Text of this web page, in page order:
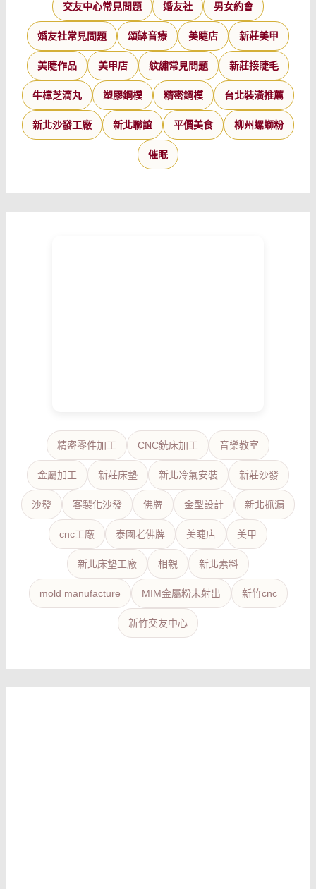
交友中心常見問題 婚友社 男女約會
婚友社常見問題 頌缽音療 美睫店 新莊美甲
美睫作品 美甲店 紋繡常見問題 新莊接睫毛
牛樟芝滴丸 塑膠鋼模 精密鋼模 台北裝潢推薦
新北沙發工廠 新北聯誼 平價美食 柳州螺螄粉
催眠
精密零件加工 CNC銑床加工 音樂教室
金屬加工 新莊床墊 新北冷氣安裝 新莊沙發
沙發 客製化沙發 佛牌 金型設計 新北抓漏
cnc工廠 泰國老佛牌 美睫店 美甲
新北床墊工廠 相親 新北素料
mold manufacture MIM金屬粉末射出 新竹cnc
新竹交友中心